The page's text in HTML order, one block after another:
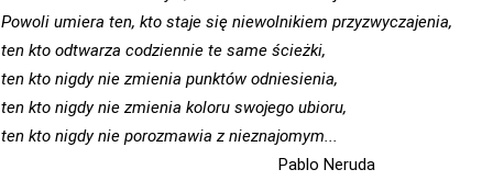
Powoli umiera ten, kto staje się niewolnikiem przyzwyczajenia,
ten kto odtwarza codziennie te same ścieżki,
ten kto nigdy nie zmienia punktów odniesienia,
ten kto nigdy nie zmienia koloru swojego ubioru,
ten kto nigdy nie porozmawia z nieznajomym...
Pablo Neruda